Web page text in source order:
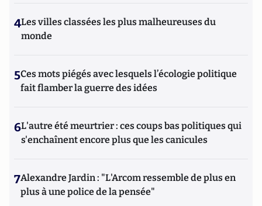
4Les villes classées les plus malheureuses du
monde
5Ces mots piégés avec lesquels l’écologie politique
fait flamber la guerre des idées
6L'autre été meurtrier : ces coups bas politiques qui
s'enchaînent encore plus que les canicules
7Alexandre Jardin : "L'Arcom ressemble de plus en
plus à une police de la pensée"